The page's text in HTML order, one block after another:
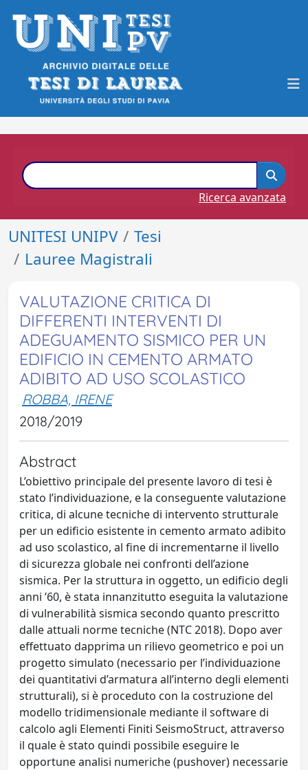
Ricerca avanzata
UNITESI UNIPV
Tesi
Lauree Magistrali
VALUTAZIONE CRITICA DI
DIFFERENTI INTERVENTI DI
ADEGUAMENTO SISMICO PER UN
EDIFICIO IN CEMENTO ARMATO
ADIBITO AD USO SCOLASTICO
ROBBA, IRENE
2018/2019
Abstract
L’obiettivo principale del presente lavoro di tesi è
stato l’individuazione, e la conseguente valutazione
critica, di alcune tecniche di intervento strutturale
per un edificio esistente in cemento armato adibito
ad uso scolastico, al fine di incrementarne il livello
di sicurezza globale nei confronti dell’azione
sismica. Per la struttura in oggetto, un edificio degli
anni ’60, è stata innanzitutto eseguita la valutazione
di vulnerabilità sismica secondo quanto prescritto
dalle attuali norme tecniche (NTC 2018). Dopo aver
effettuato dapprima un rilievo geometrico e poi un
progetto simulato (necessario per l’individuazione
dei quantitativi d’armatura all’interno degli elementi
strutturali), si è proceduto con la costruzione del
modello tridimensionale mediante il software di
calcolo agli Elementi Finiti SeismoStruct, attraverso
il quale è stato quindi possibile eseguire le
opportune analisi numeriche (pushover) necessarie